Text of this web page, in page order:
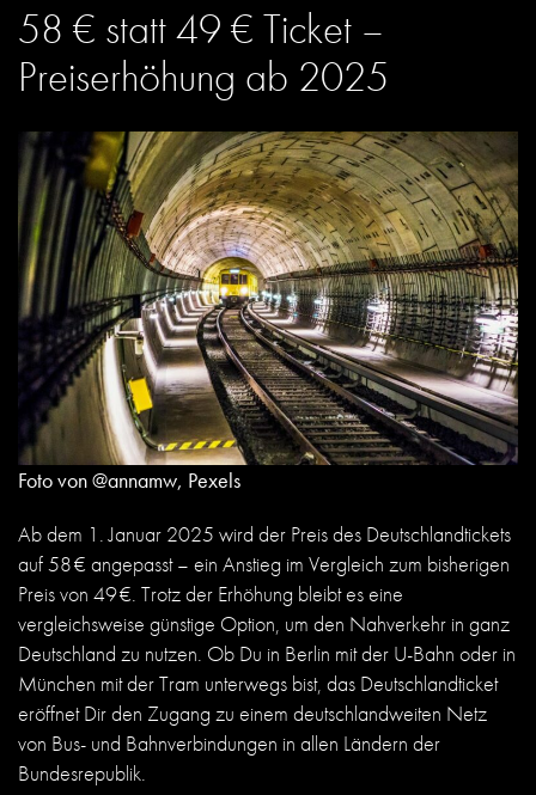
58 € statt 49 € Ticket –
Preiserhöhung ab 2025
Foto von @annamw, Pexels
Ab dem 1. Januar 2025 wird der Preis des Deutschlandtickets
auf 58 € angepasst – ein Anstieg im Vergleich zum bisherigen
Preis von 49 €. Trotz der Erhöhung bleibt es eine
vergleichsweise günstige Option, um den Nahverkehr in ganz
Deutschland zu nutzen. Ob Du in Berlin mit der U-Bahn oder in
München mit der Tram unterwegs bist, das Deutschlandticket
eröffnet Dir den Zugang zu einem deutschlandweiten Netz
von Bus- und Bahnverbindungen in allen Ländern der
Bundesrepublik.